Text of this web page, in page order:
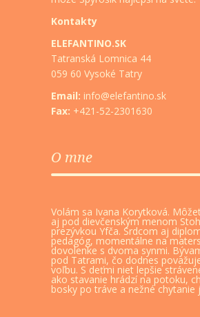
Kontakty
ELEFANTINO.SK
Tatranská Lomnica 44
059 60 Vysoké Tatry
Email: info@elefantino.sk
Fax: +421-52-2301630
O mne
Volám sa Ivana Korytková.
aj pod dievčenským menom
prezývkou Yfča. Srdcom aj
pedagóg, momentálne na
dovolenke s dvoma synmi.
pod Tatrami, čo dodnes
voľbu. S deťmi niet lepšie
ako stavanie hrádzí na potoku,
bosky po tráve a nežné chytanie